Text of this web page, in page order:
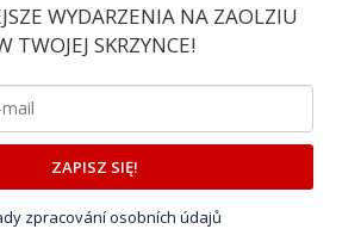
WYDARZENIA NA ZAOLZIU
TWOJEJ SKRZYNCE!
ZAPISZ SIĘ!
zpracování osobních údajů